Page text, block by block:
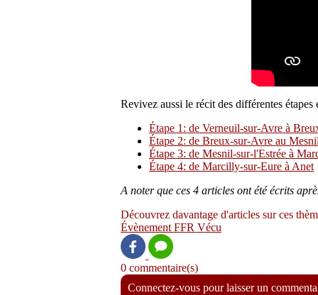
Revivez aussi le récit des différentes étapes
Étape 1: de Verneuil-sur-Avre à
Étape 2: de Breux-sur-Avre au
Étape 3: de Mesnil-sur-l'Estrée à
Étape 4: de Marcilly-sur-Eure à Anet
A noter que ces 4 articles ont été écrits
Découvrez davantage d'articles sur ces
ÉvènementFFR Vécu
0 commentaire(s)
Connectez-vous pour laisser un